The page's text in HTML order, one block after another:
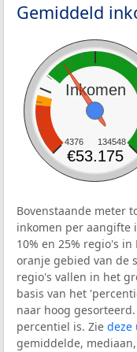
Gemiddeld
Inkomen
4376 134548
€53.175
Bovenstaande meter
inkomen per aangifte
10% en 25% regio's
oranje gebied van de
regio's vallen in het
basis van het
naar hoog
percentiel is. Zie deze
gemiddelde,